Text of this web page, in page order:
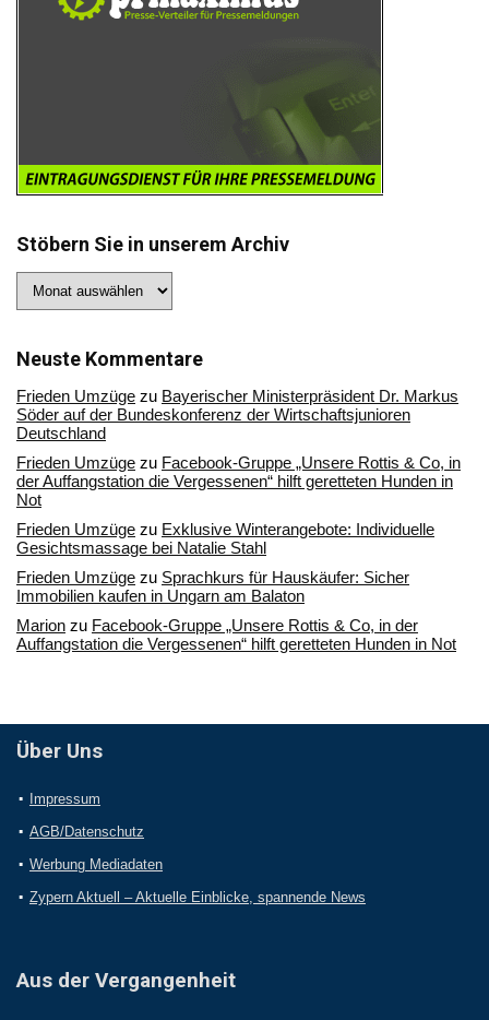
Stöbern Sie in unserem Archiv
Sie
Archiv
Neuste Kommentare
Frieden Umzüge zu Bayerischer Ministerpräsident Dr. Markus
Söder auf der Bundeskonferenz der Wirtschaftsjunioren
Deutschland
Frieden Umzüge zu Facebook-Gruppe „Unsere Rottis & Co, in
der Auffangstation die Vergessenen“ hilft geretteten Hunden in
Not
Frieden Umzüge zu Exklusive Winterangebote: Individuelle
Gesichtsmassage bei Natalie Stahl
Frieden Umzüge zu Sprachkurs für Hauskäufer: Sicher
Immobilien kaufen in Ungarn am Balaton
Marion zu Facebook-Gruppe „Unsere Rottis & Co, in der
Auffangstation die Vergessenen“ hilft geretteten Hunden in Not
Über Uns
Impressum
AGB/Datenschutz
Werbung Mediadaten
Zypern Aktuell – Aktuelle Einblicke, spannende News
Aus der Vergangenheit